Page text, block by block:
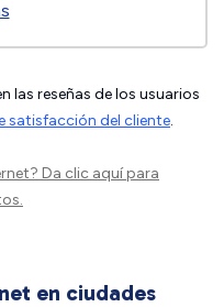
las reseñas de los usuarios
satisfacción del cliente.
Da clic aquípara
en ciudades